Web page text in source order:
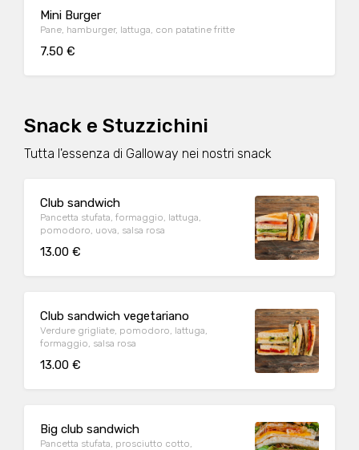
Mini Burger
Pane, hamburger, lattuga, con patatine fritte
7.50 €
Snack e Stuzzichini
Tutta l'essenza di Galloway nei nostri snack
Club sandwich
Pancetta stufata, formaggio, lattuga,
pomodoro, uova, salsa rosa
13.00 €
Club sandwich vegetariano
Verdure grigliate, pomodoro, lattuga,
formaggio, salsa rosa
13.00 €
Big club sandwich
Pancetta stufata, prosciutto cotto,